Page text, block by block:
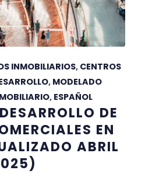
INMOBILIARIOS, CENTROS
, MODELADO
, ESPAÑOL
DE
EN
ABRIL